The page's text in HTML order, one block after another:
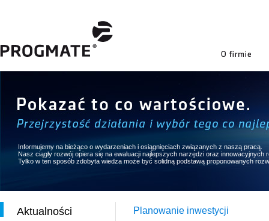
Informujemy na bieżąco o wydarzeniach i osiągnięciach związanych z naszą pracą.
Nasz ciągły rozwój opiera się na ewaluacji najlepszych narzędzi oraz innowacyjnych
Tylko w ten sposób zdobyta wiedza może być solidną podstawą proponowanych
Aktualności Planowanie inwestycji